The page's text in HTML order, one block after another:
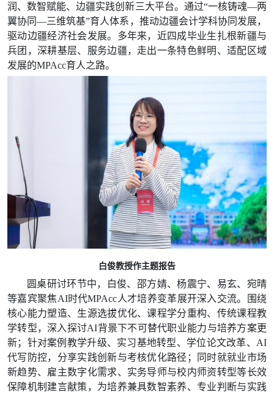
润、数智赋能、边疆实践创新三大平台。通过“一核铸魂—两
翼协同—三维筑基”育人体系，推动边疆会计学科协同发展，
驱动边疆经济社会发展。多年来，近四成毕业生扎根新疆与
兵团，深耕基层、服务边疆，走出一条特色鲜明、适配区域
发展的MPAcc育人之路。
白俊教授作主题报告
圆桌研讨环节中，白俊、邵方婧、杨震宁、易玄、宛晴
等嘉宾聚焦AI时代MPAcc人才培养变革展开深入交流。
围绕
核心能力塑造、生源选拔优化、课程学分重构、传统课程教
学转型，深入探讨AI背景下不可替代职业能力与培养方案更
新；针对案例教学升级、实习基地转型、学位论文改革、AI
代写防控，分享实践创新与考核优化路径；同时就就业市场
新趋势、雇主数字化需求、实务导师与校内师资转型等长效
保障机制建言献策，为培养兼具数智素养、专业判断与实践